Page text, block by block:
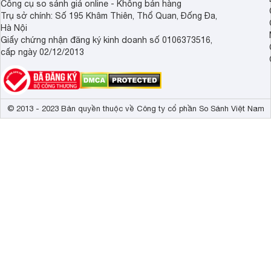
Công cụ so sánh giá online - Không bán hàng
Trụ sở chính: Số 195 Khâm Thiên, Thổ Quan, Đống Đa,
Hà Nội
Giấy chứng nhận đăng ký kinh doanh số 0106373516,
cấp ngày 02/12/2013
© 2013 - 2023 Bản quyền thuộc về Công ty cổ phần So Sánh Việt Nam